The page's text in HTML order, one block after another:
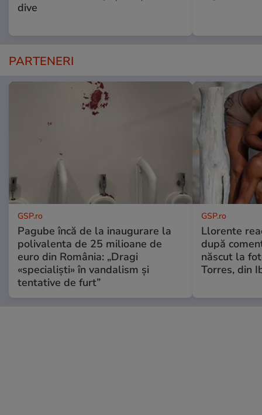
dive
PARTENERI
GSP.ro
Pagube încă de la inaugurare la
polivalenta de 25 milioane de
euro din România: „Dragi
«specialiști» în vandalism și
tentative de furt”
GSP.ro
Llorente
după
născut la
Torres, din